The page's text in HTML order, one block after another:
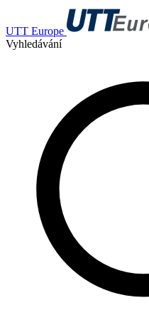
UTT Europe
Vyhledávání